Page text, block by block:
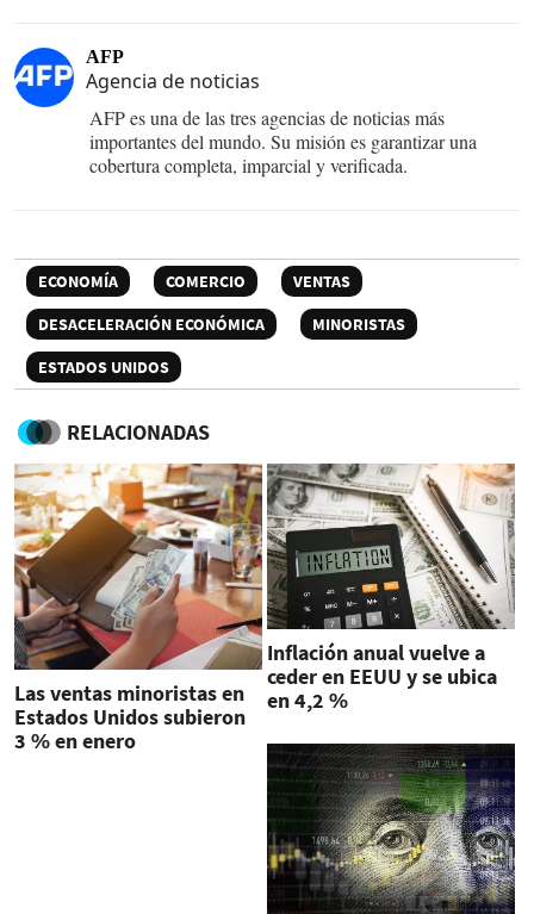
AFP
Agencia de noticias
AFP es una de las tres agencias de noticias más
importantes del mundo. Su misión es garantizar una
cobertura completa, imparcial y verificada.
ECONOMÍA COMERCIO
VENTAS
DESACELERACIÓN ECONÓMICA
MINORISTAS
ESTADOS UNIDOS
RELACIONADAS
Las ventas minoristas en
Estados Unidos subieron
3 % en enero
Inflación anual vuelve a
ceder en EEUU y se ubica
en 4,2 %